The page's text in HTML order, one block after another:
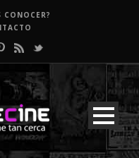
CONOCER?